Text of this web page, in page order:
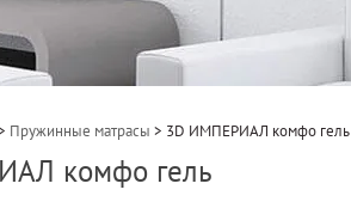
Пружинные матрасы > 3D ИМПЕРИАЛ комфо гель
комфо гель